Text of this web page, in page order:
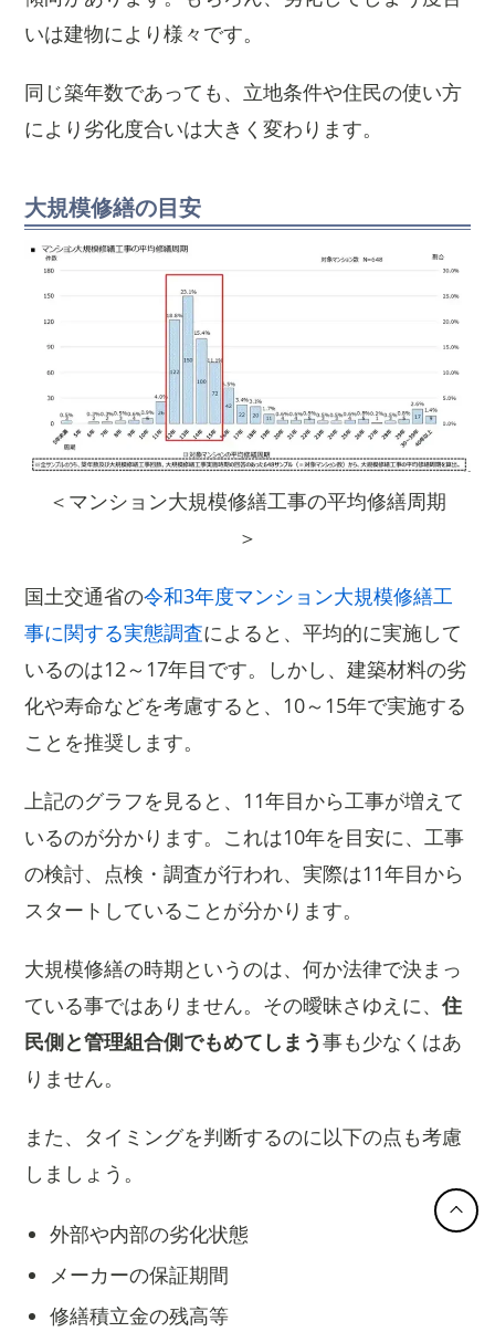
いは建物により様々です。
同じ築年数であっても、立地条件や住民の使い方
により劣化度合いは大きく変わります。
大規模修繕の目安
＜マンション大規模修繕工事の平均修繕周期
＞
国土交通省の令和3年度マンション大規模修繕工
事に関する実態調査によると、平均的に実施して
いるのは12～17年目です。しかし、建築材料の劣
化や寿命などを考慮すると、10～15年で実施する
ことを推奨します。
上記のグラフを見ると、11年目から工事が増えて
いるのが分かります。これは10年を目安に、工事
の検討、点検・調査が行われ、実際は11年目から
スタートしていることが分かります。
大規模修繕の時期というのは、何か法律で決まっ
ている事ではありません。その曖昧さゆえに、住
民側と管理組合側でもめてしまう事も少なくはあ
りません。
また、タイミングを判断するのに以下の点も考慮
しましょう。
外部や内部の劣化状態
メーカーの保証期間
修繕積立金の残高等